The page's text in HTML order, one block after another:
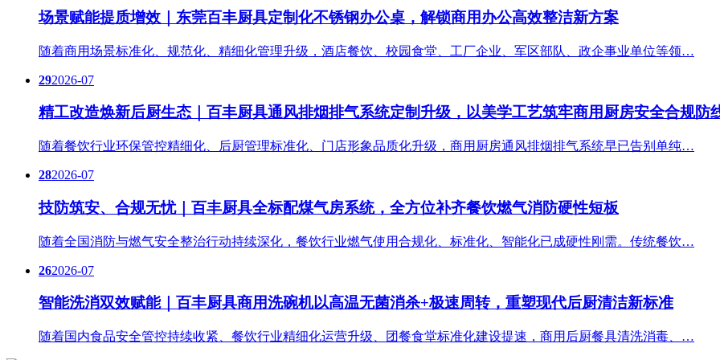
场景赋能提质增效｜东莞百丰厨具定制化不锈钢办公桌，解锁商用办公高效整洁新方案
随着商用场景标准化、规范化、精细化管理升级，酒店餐饮、校园食堂、工厂企业、军区部队、政企事业单位等领…
292026-07
精工改造焕新后厨生态｜百丰厨具通风排烟排气系统定制升级，以美学工艺筑牢商用厨房安全合规防
随着餐饮行业环保管控精细化、后厨管理标准化、门店形象品质化升级，商用厨房通风排烟排气系统早已告别单纯…
282026-07
技防筑安、合规无忧｜百丰厨具全标配煤气房系统，全方位补齐餐饮燃气消防硬性短板
随着全国消防与燃气安全整治行动持续深化，餐饮行业燃气使用合规化、标准化、智能化已成硬性刚需。传统餐饮…
262026-07
智能洗消双效赋能｜百丰厨具商用洗碗机以高温无菌消杀+极速周转，重塑现代后厨清洁新标准
随着国内食品安全管控持续收紧、餐饮行业精细化运营升级、团餐食堂标准化建设提速，商用后厨餐具清洗消毒、…